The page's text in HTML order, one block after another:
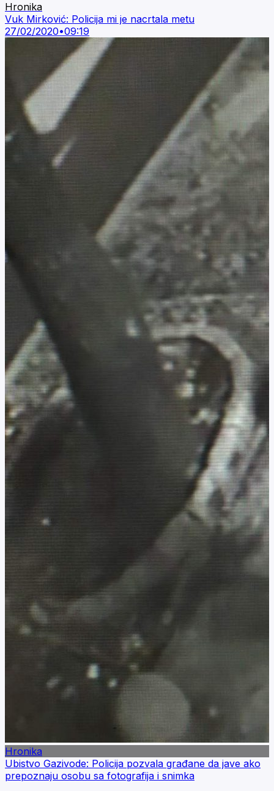
Hronika
Vuk Mirković: Policija mi je nacrtala metu
27/02/2020•09:19
Hronika
Ubistvo Gazivode: Policija pozvala građane da jave ako
prepoznaju osobu sa fotografija i snimka